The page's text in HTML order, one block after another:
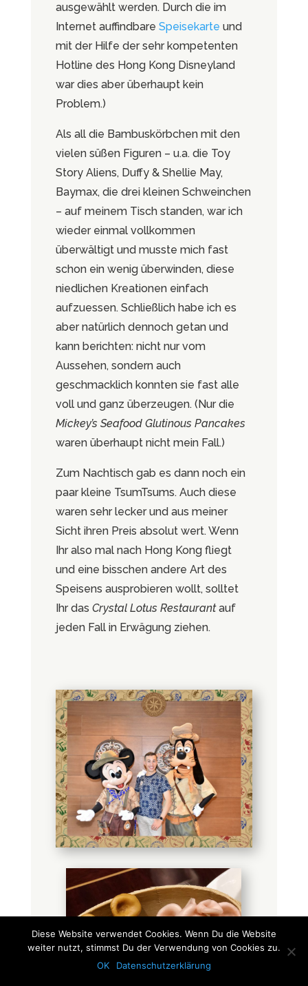
ausgewählt werden. Durch die im
Internet auffindbare Speisekarte und
mit der Hilfe der sehr kompetenten
Hotline des Hong Kong Disneyland
war dies aber überhaupt kein
Problem.)
Als all die Bambuskörbchen mit den
vielen süßen Figuren – u.a. die Toy
Story Aliens, Duffy & Shellie May,
Baymax, die drei kleinen Schweinchen
– auf meinem Tisch standen, war ich
wieder einmal vollkommen
überwältigt und musste mich fast
schon ein wenig überwinden, diese
niedlichen Kreationen einfach
aufzuessen. Schließlich habe ich es
aber natürlich dennoch getan und
kann berichten: nicht nur vom
Aussehen, sondern auch
geschmacklich konnten sie fast alle
voll und ganz überzeugen. (Nur die
Mickey’s Seafood Glutinous Pancakes
waren überhaupt nicht mein Fall.)
Zum Nachtisch gab es dann noch ein
paar kleine TsumTsums. Auch diese
waren sehr lecker und aus meiner
Sicht ihren Preis absolut wert. Wenn
Ihr also mal nach Hong Kong fliegt
und eine bisschen andere Art des
Speisens ausprobieren wollt, solltet
Ihr das Crystal Lotus Restaurantauf
jeden Fall in Erwägung ziehen.
Diese Website verwendet Cookies. Wenn Du die Website
weiter nutzt, stimmst Du der Verwendung von Cookies zu.
OK
Datenschutzerklärung